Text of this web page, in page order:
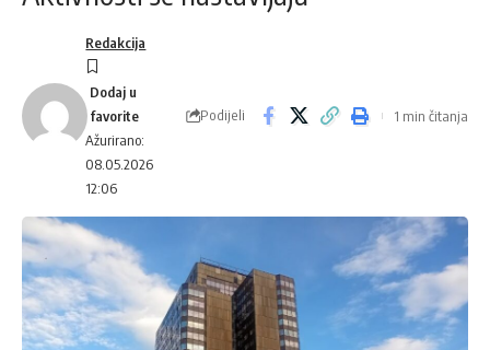
Ažurirano:
08.05.2026
12:06
Redakcija
Podijeli 1 min čitanja